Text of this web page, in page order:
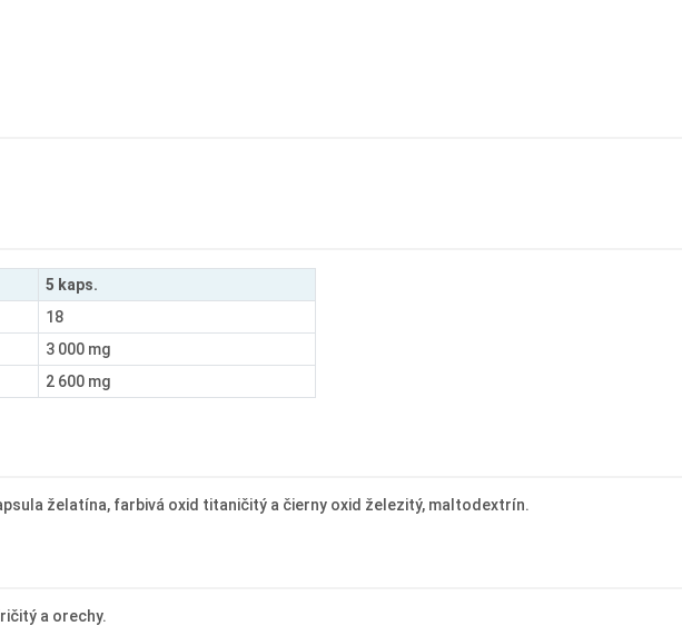
5 kaps.
18
3 000 mg
2 600 mg
želatína, farbivá oxid titaničitý a čierny oxid železitý, maltodextrín.
a orechy.